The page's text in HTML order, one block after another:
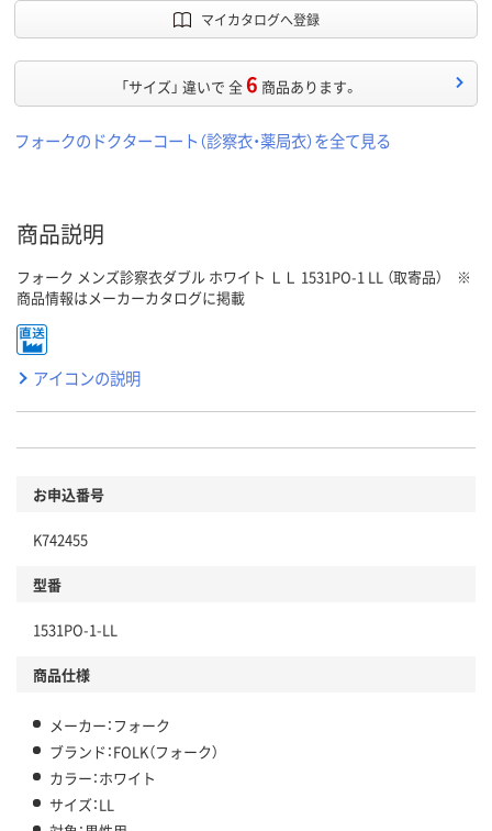
マイカタログへ登録
「サイズ」 違いで 全6 商品あります。
フォークのドクターコート（診察衣・薬局衣）を全て見る
商品説明
フォーク メンズ診察衣ダブル ホワイト ＬＬ 1531PO-1 LL （取寄品） ※
商品情報はメーカーカタログに掲載
アイコンの説明
お申込番号
K742455
型番
1531PO-1-LL
商品仕様
メーカー：フォーク
ブランド：FOLK（フォーク）
カラー：ホワイト
サイズ：LL